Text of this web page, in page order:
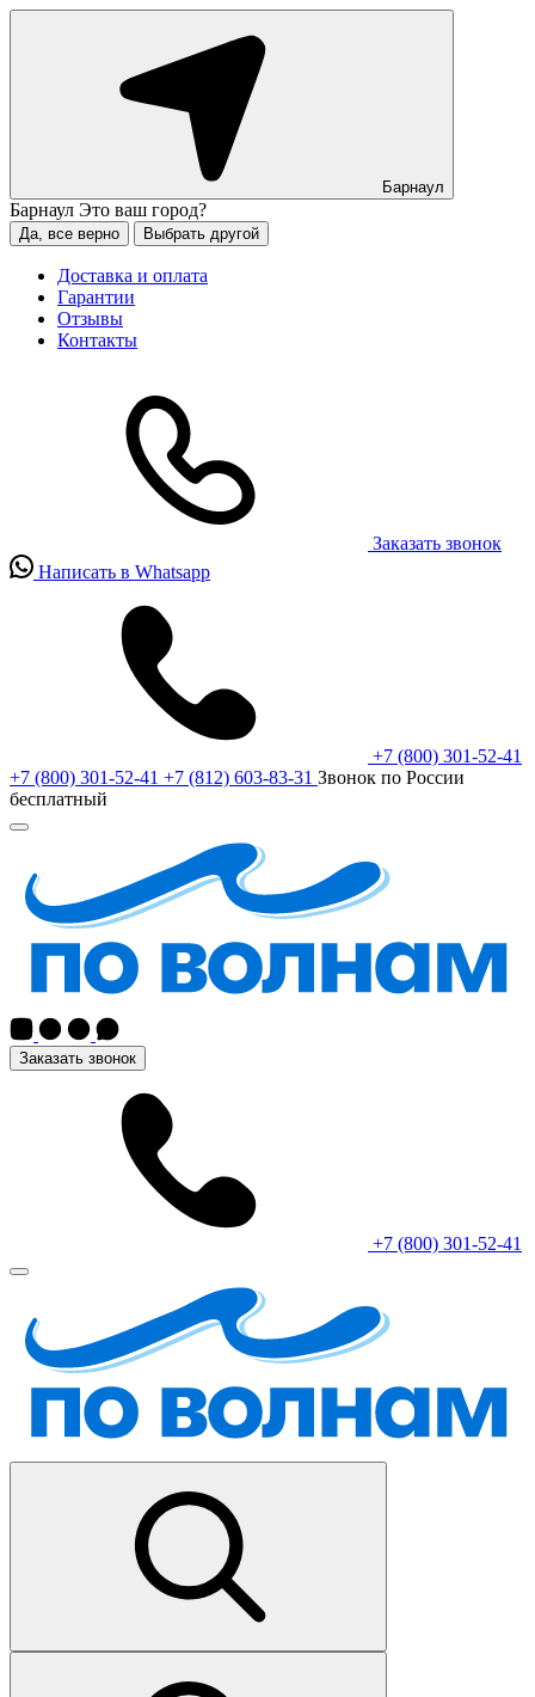
Барнаул
Барнаул Это ваш город?
Да, все верно Выбрать другой
Доставка и оплата
Гарантии
Отзывы
Контакты
Заказать звонок
Написать в Whatsapp
+7 (800) 301-52-41
+7 (800) 301-52-41 +7 (812) 603-83-31 Звонок по России
бесплатный
Заказать звонок
+7 (800) 301-52-41